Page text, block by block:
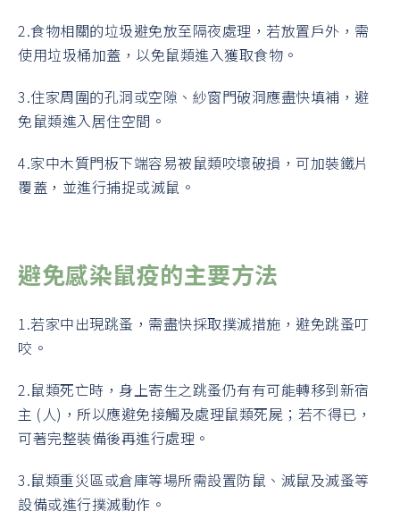
2.食物相關的垃圾避免放至隔夜處理，若放置戶外，需
使用垃圾桶加蓋，以免鼠類進入獲取食物。
3.住家周圍的孔洞或空隙、紗窗門破洞應盡快填補，避
免鼠類進入居住空間。
4.家中木質門板下端容易被鼠類咬壞破損，可加裝鐵片
覆蓋，並進行捕捉或滅鼠。
避免感染鼠疫的主要方法
1.若家中出現跳蚤，需盡快採取撲滅措施，避免跳蚤叮
咬。
2.鼠類死亡時，身上寄生之跳蚤仍有有可能轉移到新宿
主 (人)，所以應避免接觸及處理鼠類死屍；若不得已，
可著完整裝備後再進行處理。
3.鼠類重災區或倉庫等場所需設置防鼠、滅鼠及滅蚤等
設備或進行撲滅動作。